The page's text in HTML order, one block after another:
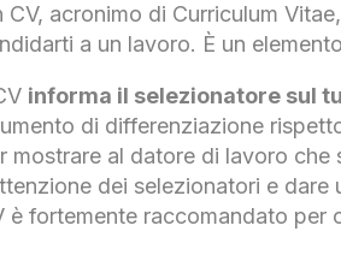
CV, acronimo di Curriculum
a un lavoro. È un
informa il selezionatore sul
di differenziazione
mostrare al datore di lavoro
dei selezionatori e dare
è fortemente raccomandato per